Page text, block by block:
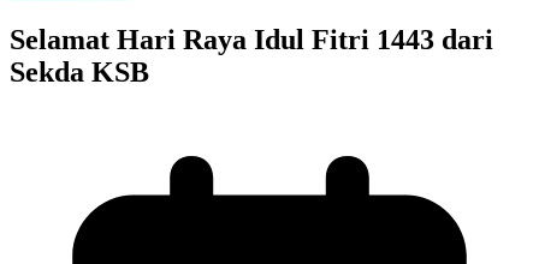
Selamat Hari Raya Idul Fitri 1443 dari
Sekda KSB